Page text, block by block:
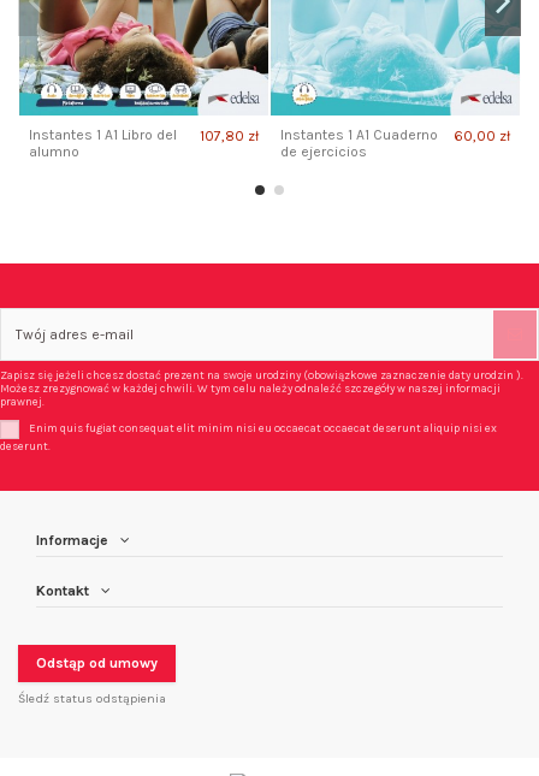
Instantes 1 A1 Libro del
alumno
107,80 zł
Instantes 1 A1 Cuaderno
de ejercicios
60,00 zł
Zapisz się jeżeli chcesz dostać prezent na swoje urodziny (obowiązkowe zaznaczenie daty urodzin ).
Możesz zrezygnować w każdej chwili. W tym celu należy odnaleźć szczegóły w naszej informacji
prawnej.
Enim quis fugiat consequat elit minim nisi eu occaecat occaecat deserunt aliquip nisi ex
deserunt.
Informacje
Kontakt
Odstąp od umowy
Śledź status odstąpienia